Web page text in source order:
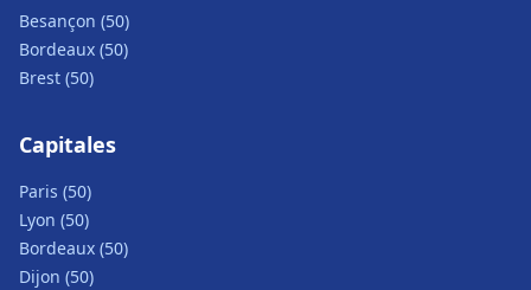
Besançon (50)
Bordeaux (50)
Brest (50)
Capitales
Paris (50)
Lyon (50)
Bordeaux (50)
Dijon (50)